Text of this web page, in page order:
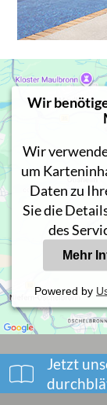
Wir
Wir
um
Daten zu
Sie die
des
Mehr
Powered by
Jetzt